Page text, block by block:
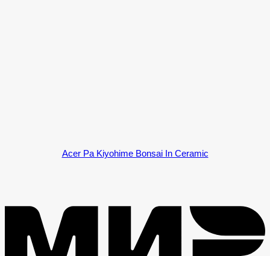
Acer Pa Kiyohime Bonsai In Ceramic